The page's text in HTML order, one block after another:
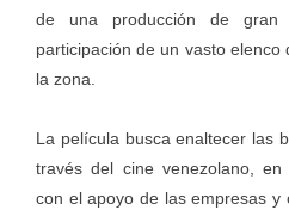
de una producción de gran
participación de un vasto
la zona.
La película busca enaltecer las
través del cine venezolano,
con el apoyo de las empresas y